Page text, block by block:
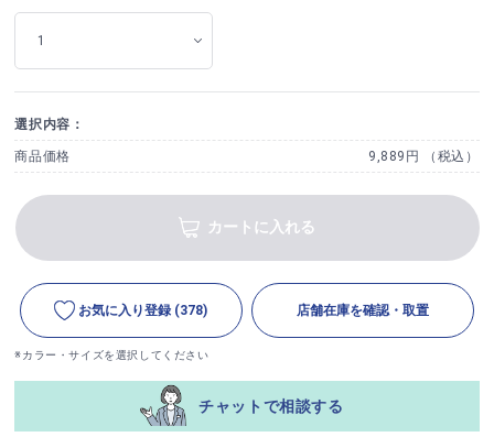
選択内容：
商品価格 9,889円 （税込）
カートに入れる
お気に入り登録 (378) 店舗在庫を確認・取置
※カラー・サイズを選択してください
チャットで相談する